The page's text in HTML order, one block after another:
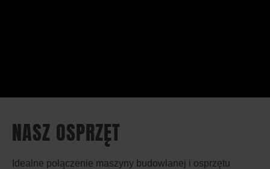
NASZ OSPRZĘT
Idealne połączenie maszyny budowlanej i osprzętu